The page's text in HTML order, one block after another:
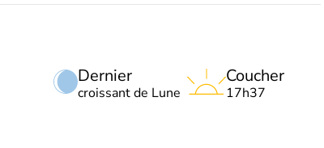
Dernier
croissant de Lune
Coucher
17h37